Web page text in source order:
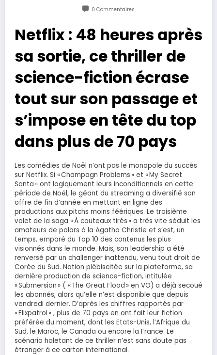
0 Commentaires
Netflix : 48 heures après
sa sortie, ce thriller de
science-fiction écrase
tout sur son passage et
s’impose en tête du top
dans plus de 70 pays
Les comédies de Noël n’ont pas le monopole du succès
sur Netflix. Si « Champagn Problems » et « My Secret
Santa » ont logiquement leurs inconditionnels en cette
période de Noël, le géant du streaming a diversifié son
offre de fin d’année en mettant en ligne des
productions aux pitchs moins féériques. Le troisième
volet de la saga « À couteaux tirés » a très vite séduit les
amateurs de polars à la Agatha Christie et s’est, un
temps, emparé du Top 10 des contenus les plus
visionnés dans le monde. Mais, son leadership a été
renversé par un challenger inattendu, venu tout droit de
Corée du Sud. Nation plébiscitée sur la plateforme, sa
dernière production de science-fiction, intitulée
« Submersion » ( « The Great Flood » en VO) a déjà secoué
les abonnés, alors qu’elle n’est disponible que depuis
vendredi dernier. D’après les chiffres rapportés par
« Flixpatrol » , plus de 70 pays en ont fait leur fiction
préférée du moment, dont les Etats-Unis, l’Afrique du
Sud, le Maroc, le Canada ou encore la France. Le
scénario haletant de ce thriller n’est sans doute pas
étranger à ce carton international.